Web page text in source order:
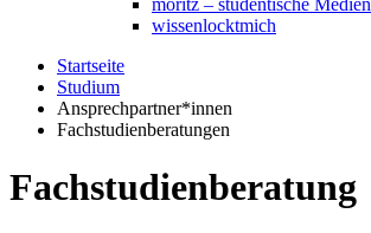
moritz – studentische Medien
wissenlocktmich
Startseite
Studium
Ansprechpartner*innen
Fachstudienberatungen
Fachstudienberatung